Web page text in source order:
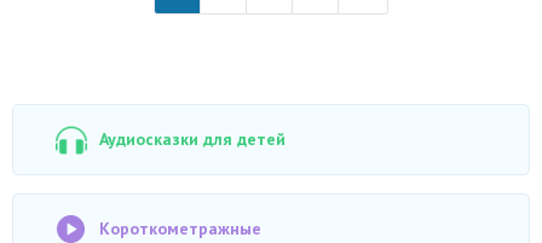
Аудиосказки для детей
Короткометражные